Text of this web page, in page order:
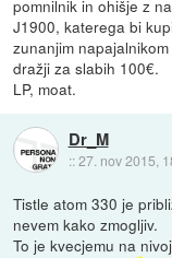
pomnilnik in ohišje z
J1900, katerega bi
zunanjim
dražji za slabih 100€.
LP, moat.
Dr_M
::27. nov 2015,
Tistle atom 330 je
nevem kako zmogljiv.
To je kvecjemu na